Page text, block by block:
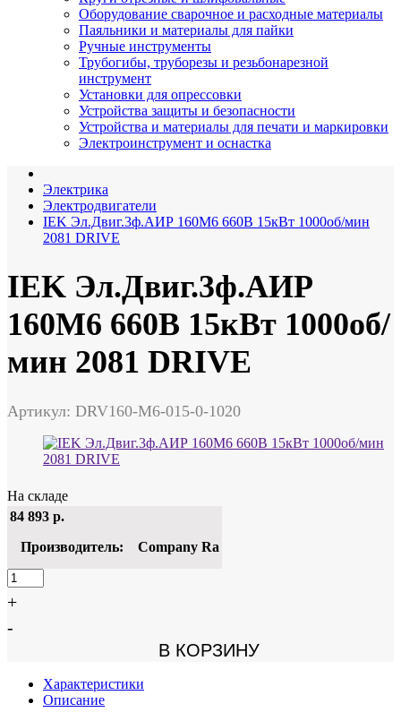
Оборудование сварочное и расходные материалы
Паяльники и материалы для пайки
Ручные инструменты
Трубогибы, труборезы и резьбонарезной
инструмент
Установки для опрессовки
Устройства защиты и безопасности
Устройства и материалы для печати и маркировки
Электроинструмент и оснастка
Электрика
Электродвигатели
IEK Эл.Двиг.3ф.АИР 160M6 660В 15кВт 1000об/мин
2081 DRIVE
IEK Эл.Двиг.3ф.АИР
160M6 660В 15кВт 1000об/
мин 2081 DRIVE
Артикул: DRV160-M6-015-0-1020
На складе
84 893 р.
Производитель:
Company Ra
+
-
В КОРЗИНУ
Характеристики
Описание